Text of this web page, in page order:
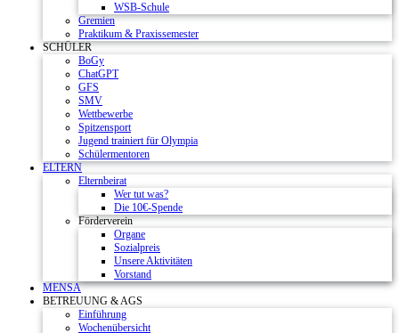
WSB-Schule
Gremien
Praktikum & Praxissemester
SCHÜLER
BoGy
ChatGPT
GFS
SMV
Wettbewerbe
Spitzensport
Jugend trainiert für Olympia
Schülermentoren
ELTERN
Elternbeirat
Wer tut was?
Die 10€-Spende
Förderverein
Organe
Sozialpreis
Unsere Aktivitäten
Vorstand
MENSA
BETREUUNG & AGS
Einführung
Wochenübersicht